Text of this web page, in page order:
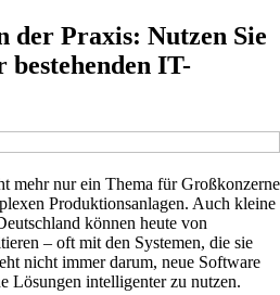
der Praxis: Nutzen Sie
bestehenden IT-
mehr nur ein Thema für Großkonzerne
Produktionsanlagen. Auch kleine
können heute von
– oft mit den Systemen, die sie
nicht immer darum, neue Software
Lösungen intelligenter zu nutzen.